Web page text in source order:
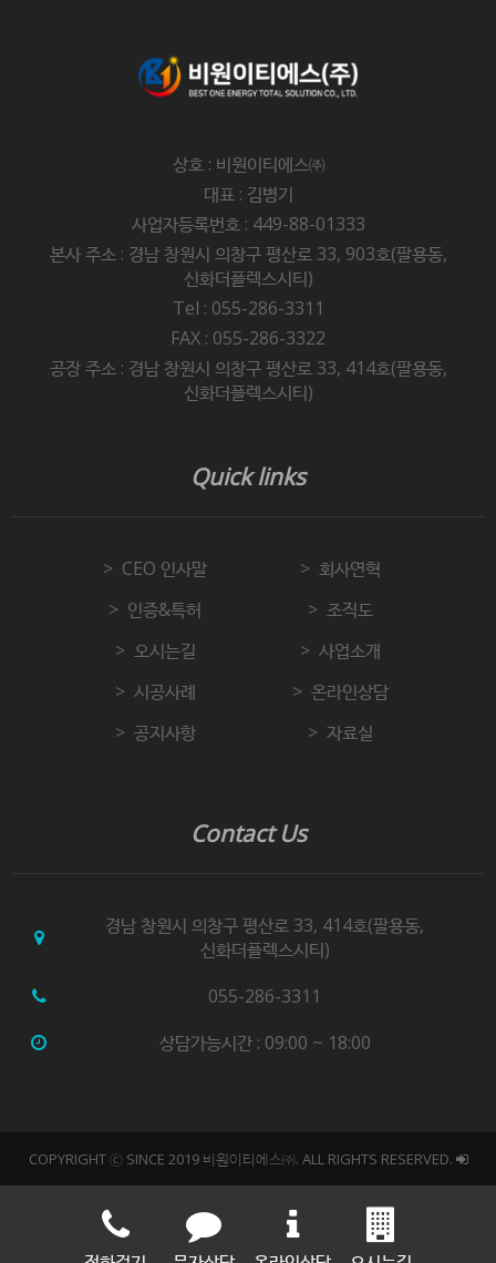
상호 : 비원이티에스㈜
대표 : 김병기
사업자등록번호 : 449-88-01333
본사 주소 : 경남 창원시 의창구 평산로 33, 903호(팔용동,
신화더플렉스시티)
Tel : 055-286-3311
FAX : 055-286-3322
공장 주소 : 경남 창원시 의창구 평산로 33, 414호(팔용동,
신화더플렉스시티)
Quick links
CEO 인사말
회사연혁
인증&특허
조직도
오시는길
사업소개
시공사례
온라인상담
공지사항
자료실
Contact Us
경남 창원시 의창구 평산로 33, 414호(팔용동,
신화더플렉스시티)
055-286-3311
상담가능시간 : 09:00 ~ 18:00
COPYRIGHT ⓒ SINCE 2019 비원이티에스㈜. ALL RIGHTS RESERVED.